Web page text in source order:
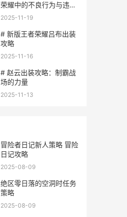
荣耀中的不良行为与违规
玩家
2025-11-19
# 新版王者荣耀吕布出装
攻略
2025-11-16
# 赵云出装攻略：制霸战
场的力量
2025-11-13
冒险者日记新人策略 冒险
日记攻略
2025-08-09
绝区零日落的空洞时任务
策略
2025-08-09